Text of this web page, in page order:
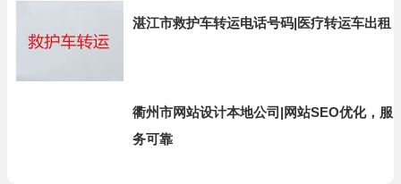
湛江市救护车转运电话号码|医疗转运车出租
衢州市网站设计本地公司|网站SEO优化，服
务可靠